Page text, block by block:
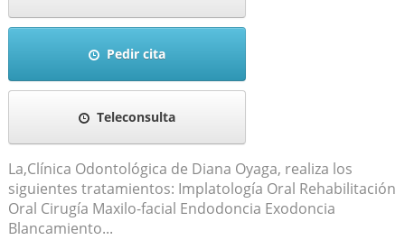
Pedir cita
Teleconsulta
La,Clínica Odontológica de Diana Oyaga, realiza los
siguientes tratamientos: Implatología Oral Rehabilitación
Oral Cirugía Maxilo-facial Endodoncia Exodoncia
Blancamiento...